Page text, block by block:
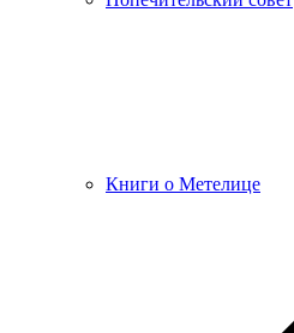
Книги о Метелице